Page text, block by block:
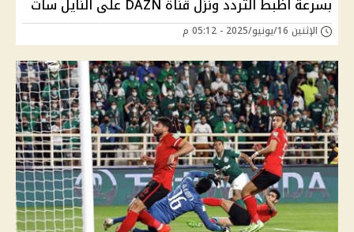
بسرعة اظبط التردد ونزل قناة DAZN على النايل سات
الإثنين 16/يونيو/2025 - 05:12 م